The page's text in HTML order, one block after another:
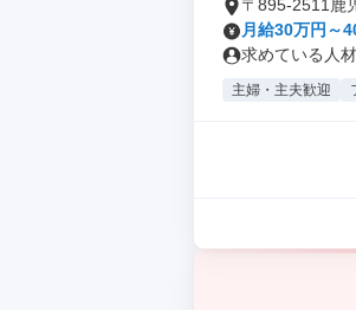
〒895-2511鹿
月給30万円～
求めている人
主婦・主夫歓迎